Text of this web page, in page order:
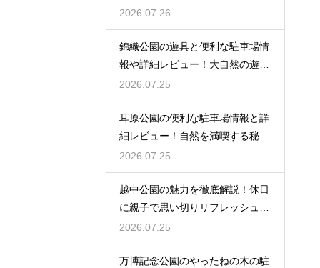
び
2026.07.26
錦織公園の遊具と便利な駐車場情
報や詳細レビュー！大自然の遊び
場
2026.07.25
耳原公園の便利な駐車場情報と詳
細レビュー！自然を満喫する秘訣
を
2026.07.25
越中公園の魅力を徹底解説！休日
に親子で思い切りリフレッシュす
る
2026.07.25
万博記念公園のやったねの木の駐